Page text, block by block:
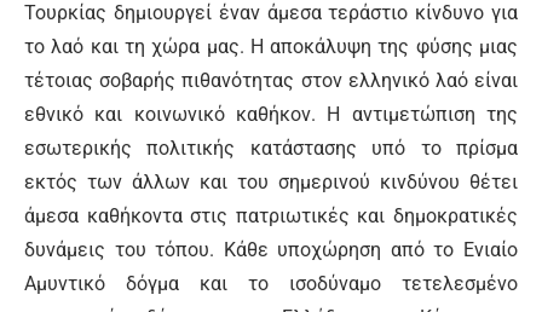
Τουρκίας δημιουργεί έναν άμεσα τεράστιο κίνδυνο για
το λαό και τη χώρα μας. Η αποκάλυψη της φύσης μιας
τέτοιας σοβαρής πιθανότητας στον ελληνικό λαό είναι
εθνικό και κοινωνικό καθήκον. Η αντιμετώπιση της
εσωτερικής πολιτικής κατάστασης υπό το πρίσμα
εκτός των άλλων και του σημερινού κινδύνου θέτει
άμεσα καθήκοντα στις πατριωτικές και δημοκρατικές
δυνάμεις του τόπου. Κάθε υποχώρηση από το Ενιαίο
Αμυντικό δόγμα και το ισοδύναμο τετελεσμένο